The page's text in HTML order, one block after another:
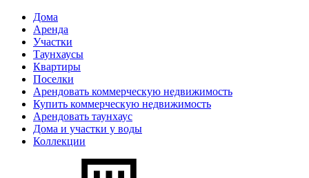
Дома
Аренда
Участки
Таунхаусы
Квартиры
Поселки
Арендовать коммерческую недвижимость
Купить коммерческую недвижимость
Арендовать таунхаус
Дома и участки у воды
Коллекции